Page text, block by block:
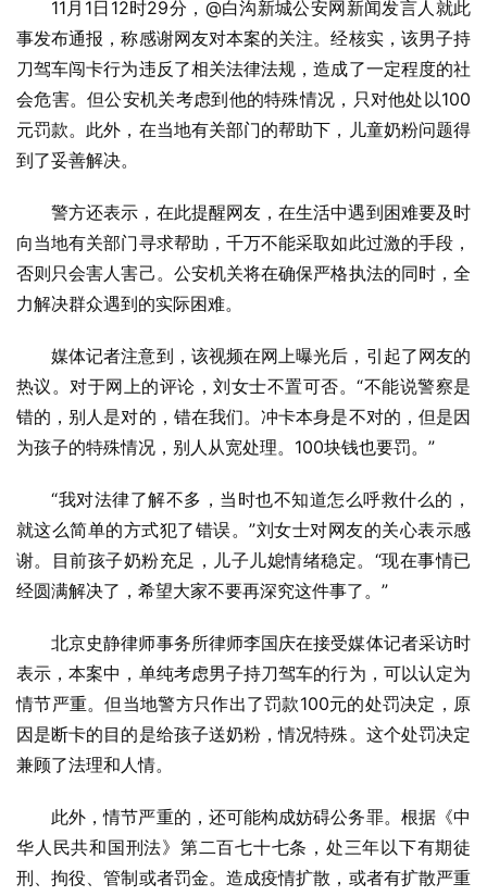
11月1日12时29分，@白沟新城公安网新闻发言人就此
事发布通报，称感谢网友对本案的关注。经核实，该男子持
刀驾车闯卡行为违反了相关法律法规，造成了一定程度的社
会危害。但公安机关考虑到他的特殊情况，只对他处以100
元罚款。此外，在当地有关部门的帮助下，儿童奶粉问题得
到了妥善解决。
警方还表示，在此提醒网友，在生活中遇到困难要及时
向当地有关部门寻求帮助，千万不能采取如此过激的手段，
否则只会害人害己。公安机关将在确保严格执法的同时，全
力解决群众遇到的实际困难。
媒体记者注意到，该视频在网上曝光后，引起了网友的
热议。对于网上的评论，刘女士不置可否。“不能说警察是
错的，别人是对的，错在我们。冲卡本身是不对的，但是因
为孩子的特殊情况，别人从宽处理。100块钱也要罚。”
“我对法律了解不多，当时也不知道怎么呼救什么的，
就这么简单的方式犯了错误。”刘女士对网友的关心表示感
谢。目前孩子奶粉充足，儿子儿媳情绪稳定。“现在事情已
经圆满解决了，希望大家不要再深究这件事了。”
北京史静律师事务所律师李国庆在接受媒体记者采访时
表示，本案中，单纯考虑男子持刀驾车的行为，可以认定为
情节严重。但当地警方只作出了罚款100元的处罚决定，原
因是断卡的目的是给孩子送奶粉，情况特殊。这个处罚决定
兼顾了法理和人情。
此外，情节严重的，还可能构成妨碍公务罪。根据《中
华人民共和国刑法》第二百七十七条，处三年以下有期徒
刑、拘役、管制或者罚金。造成疫情扩散，或者有扩散严重